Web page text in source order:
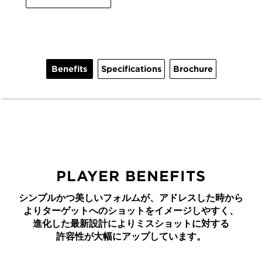
Benefits Specifications Brochure
PLAYER BENEFITS
シンプルかつ美しいフォルムが、 アドレスした時から
よりターゲットへのショットをイメージしやすく、
進化した最新設計により ミスショットに対する
許容性が大幅にアップしています。